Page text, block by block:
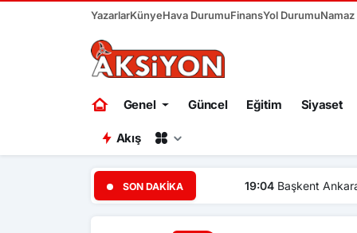
YazarlarKünyeHava DurumuFinansYol Durumu
Genel Güncel Eğitim Siyaset
Akış
SON DAKIKA Başkent Ankara bir